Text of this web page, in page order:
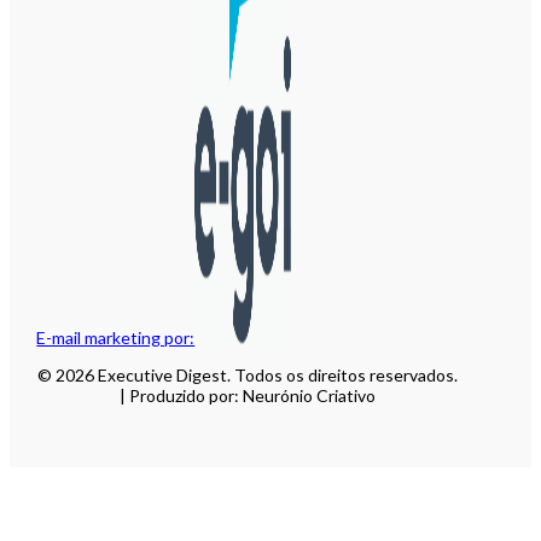
E-mail marketing por:
© 2026 Executive Digest. Todos os direitos reservados.
| Produzido por: Neurónio Criativo